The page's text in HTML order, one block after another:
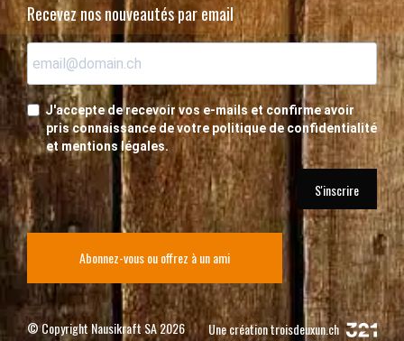
Recevez nos nouveautés par email
J'accepte de recevoir vos e-mails et confirme avoir
pris connaissance de votre politique de confidentialité
et mentions légales.
S'inscrire
Abonnez-vous ou offrez à un ami
© Copyright Nausikraft SA 2026 Une créationtroisdeuxun.ch